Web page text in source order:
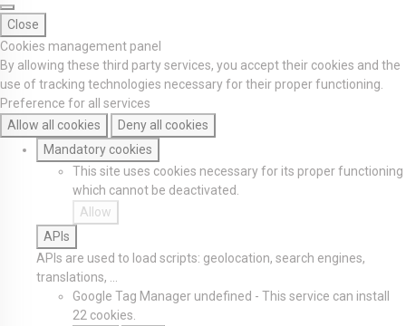
Close
Cookies management panel
By allowing these third party services, you accept their cookies and the
use of tracking technologies necessary for their proper functioning.
Preference for all services
Allow all cookies
Deny all cookies
Mandatory cookies
This site uses cookies necessary for its proper functioning
which cannot be deactivated.
Allow
APIs
APIs are used to load scripts: geolocation, search engines,
translations, ...
Google Tag Manager undefined - This service can install
22 cookies.